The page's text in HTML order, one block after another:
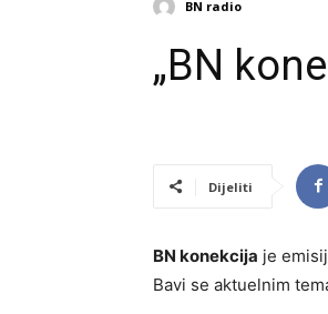
BN radio
„BN
Dijeliti
BN konekcija je
Bavi se aktuelnim